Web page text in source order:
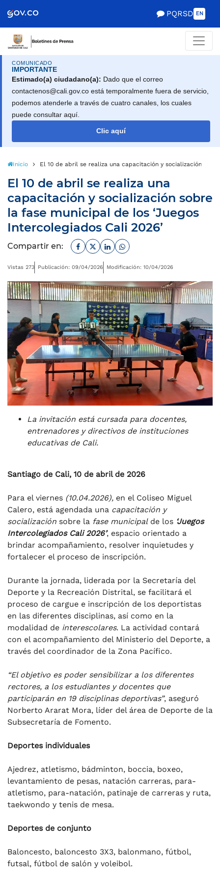
PQRSD EN
COMUNICADO
IMPORTANTE
Estimado(a) ciudadano(a): Dado que el correo
contactenos@cali.gov.co está temporalmente fuera de servicio,
podemos atenderle a través de cuatro canales, los cuales
puede consultar aquí.
Clic aquí
Inicio El 10 de abril se realiza una capacitación y socialización
El 10 de abril se realiza una
capacitación y socialización sobre
la fase municipal de los ‘Juegos
Intercolegiados Cali 2026’
Compartir en: Facebook
TwitterLinkedinWhatsapp
Vistas 273 Publicación: 09/04/2026 Modificación: 10/04/2026
La invitación está cursada para docentes,
entrenadores y directivos de instituciones
educativas de Cali.
Santiago de Cali, 10 de abril de 2026
Para el viernes (10.04.2026), en el Coliseo Miguel
Calero, está agendada una capacitación y
socialización sobre la fase municipalde los ‘Juegos
Intercolegiados Cali 2026’, espacio orientado a
brindar acompañamiento, resolver inquietudes y
fortalecer el proceso de inscripción.
Durante la jornada, liderada por la Secretaría del
Deporte y la Recreación Distrital, se facilitará el
proceso de cargue e inscripción de los deportistas
en las diferentes disciplinas, así como en la
modalidad de interescolares. La actividad contará
con el acompañamiento del Ministerio del Deporte, a
través del coordinador de la Zona Pacífico.
“El objetivo es poder sensibilizar a los diferentes
rectores, a los estudiantes y docentes que
participarán en 19 disciplinas deportivas”, aseguró
Norberto Ararat Mora, líder del área de Deporte de la
Subsecretaría de Fomento.
Deportes individuales
Ajedrez, atletismo, bádminton, boccia, boxeo,
levantamiento de pesas, natación carreras, para-
atletismo, para-natación, patinaje de carreras y ruta,
taekwondo y tenis de mesa.
Deportes de conjunto
Baloncesto, baloncesto 3X3, balonmano, fútbol,
futsal, fútbol de salón y voleibol.